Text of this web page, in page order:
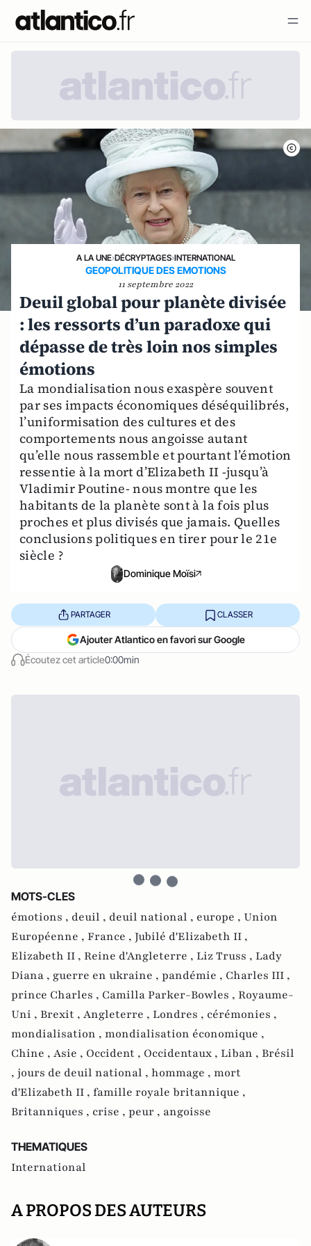
A LA UNE›DÉCRYPTAGES›INTERNATIONAL
GEOPOLITIQUE DES EMOTIONS
11 septembre 2022
Deuil global pour planète divisée
: les ressorts d’un paradoxe qui
dépasse de très loin nos simples
émotions
La mondialisation nous exaspère souvent
par ses impacts économiques déséquilibrés,
l’uniformisation des cultures et des
comportements nous angoisse autant
qu’elle nous rassemble et pourtant l’émotion
ressentie à la mort d’Elizabeth II -jusqu’à
Vladimir Poutine- nous montre que les
habitants de la planète sont à la fois plus
proches et plus divisés que jamais. Quelles
conclusions politiques en tirer pour le 21e
siècle ?
Dominique Moïsi
Écoutez cet article0:00min
PARTAGER CLASSER
Ajouter Atlantico en favori sur Google
MOTS-CLES
émotions , deuil , deuil national , europe , Union
Européenne , France , Jubilé d'Elizabeth II ,
Elizabeth II , Reine d'Angleterre , Liz Truss , Lady
Diana , guerre en ukraine , pandémie , Charles III ,
prince Charles , Camilla Parker-Bowles , Royaume-
Uni , Brexit , Angleterre , Londres , cérémonies ,
mondialisation , mondialisation économique ,
Chine , Asie , Occident , Occidentaux , Liban , Brésil
, jours de deuil national , hommage , mort
d'Elizabeth II , famille royale britannique ,
Britanniques , crise , peur , angoisse
THEMATIQUES
International
A PROPOS DES AUTEURS